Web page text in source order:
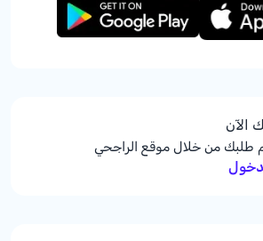
الآن
طلبك من خلال موقع الراجحي